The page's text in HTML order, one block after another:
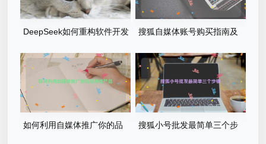
DeepSeek如何重构软件开发
流程？AI驱动优化的5大实战
场景解析
搜狐自媒体账号购买指南及
注意事项
如何利用自媒体推广你的品
搜狐小号批发最简单三个步